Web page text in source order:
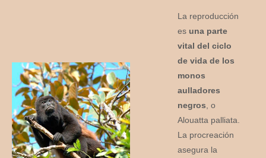
La reproducción
es una parte
vital del ciclo
de vida de los
monos
aulladores
negros, o
Alouatta palliata.
La procreación
asegura la